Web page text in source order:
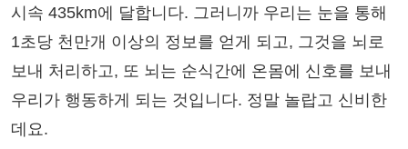
시속 435km에 달합니다. 그러니까 우리는 눈을 통해
1초당 천만개 이상의 정보를 얻게 되고, 그것을 뇌로
보내 처리하고, 또 뇌는 순식간에 온몸에 신호를 보내
우리가 행동하게 되는 것입니다. 정말 놀랍고 신비한
데요.